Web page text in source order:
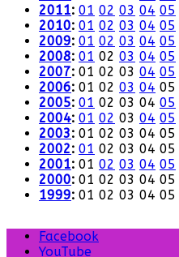
2011: 01 02 03 04 05
2010: 01 02 03 04 05
2009: 01 02 03 04 05
2008: 01 02 03 04 05
2007: 01 02 03 04 05
2006: 01 02 03 04 05
2005: 01 02 03 04 05
2004: 01 02 03 04 05
2003: 01 02 03 04 05
2002: 01 02 03 04 05
2001: 01 02 03 04 05
2000: 01 02 03 04 05
1999: 01 02 03 04 05
Facebook
YouTube